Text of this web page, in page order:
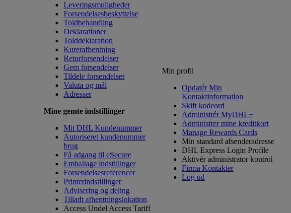
Leveringsmuligheder
Forsendelsesbeskyttelse
Toldbehandling
Deklarationer
Tolddeklaration
Kurerafhentning
Returforsendelser
Gem forsendelser
Tildele forsendelser
Valuta og mål
Adresser
Mine gemte indstillinger
Mit DHL Kundenummer
Autoriseret kundenummer
brug
Få adgang til eSecure
Emballage indstillinger
Forsendelsesreferencer
Printerindstillinger
Advisering og deling
Tilladt afhentningslokation
Access Undel Access Tariff
Min profil
Opdatér Min
Kontaktinformation
​Skift kodeord
Administrér MyDHL+
Administrer mine kreditkort
Manage Rewards Cards
Min standard afsenderadresse
DHL Express Login Profile
Aktivér administrator kontrol
Firma Kontakter
Log ud